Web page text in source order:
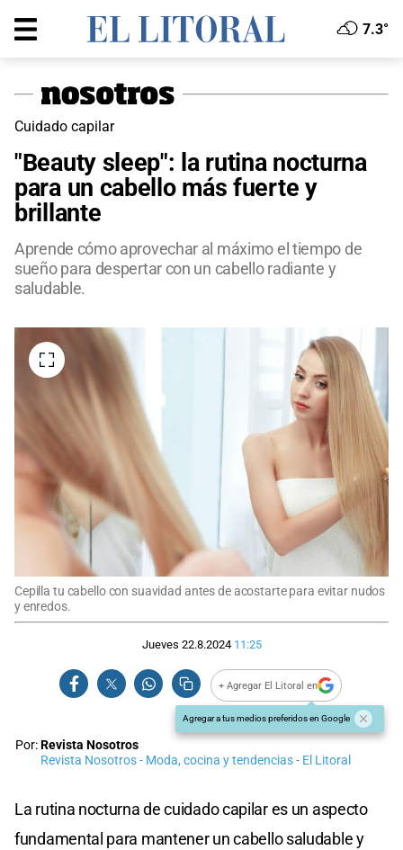
7.3°
Cuidado capilar
"Beauty sleep": la rutina nocturna
para un cabello más fuerte y
brillante
Aprende cómo aprovechar al máximo el tiempo de
sueño para despertar con un cabello radiante y
saludable.
Cepilla tu cabello con suavidad antes de acostarte para evitar nudos
y enredos.
Jueves 22.8.2024 11:25
+ Agregar El Litoral en
Agregar a tus medios preferidos en Google
Por:Revista Nosotros
Revista Nosotros - Moda, cocina y tendencias - El Litoral
La rutina nocturna de cuidado capilar es un aspecto
fundamental para mantener un cabello saludable y